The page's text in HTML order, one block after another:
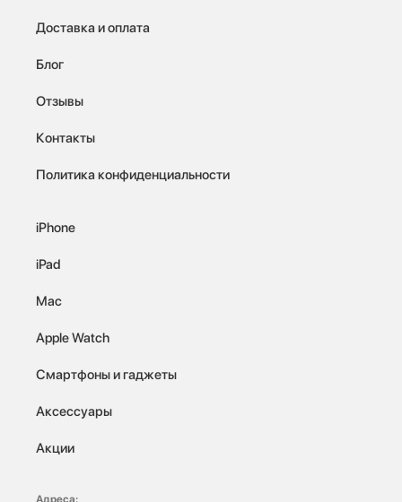
Доставка и оплата
Блог
Отзывы
Контакты
Политика конфиденциальности
iPhone
iPad
Mac
Apple Watch
Смартфоны и гаджеты
Аксессуары
Акции
Адреса: